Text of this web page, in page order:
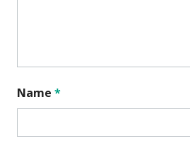
Name *